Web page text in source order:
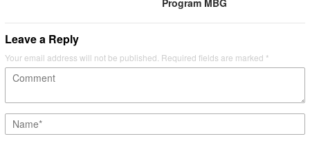
Program MBG
Leave a Reply
Your email address will not be published. Required fields are marked *